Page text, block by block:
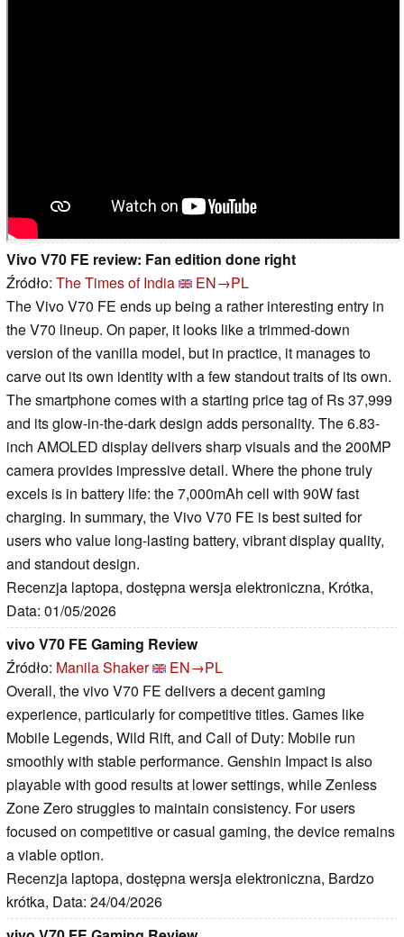
Vivo V70 FE review: Fan edition done right
Źródło: The Times of India
EN→PL
The Vivo V70 FE ends up being a rather interesting entry in
the V70 lineup. On paper, it looks like a trimmed-down
version of the vanilla model, but in practice, it manages to
carve out its own identity with a few standout traits of its own.
The smartphone comes with a starting price tag of Rs 37,999
and its glow-in-the-dark design adds personality. The 6.83-
inch AMOLED display delivers sharp visuals and the 200MP
camera provides impressive detail. Where the phone truly
excels is in battery life: the 7,000mAh cell with 90W fast
charging. In summary, the Vivo V70 FE is best suited for
users who value long-lasting battery, vibrant display quality,
and standout design.
Recenzja laptopa, dostępna wersja elektroniczna, Krótka,
Data: 01/05/2026
vivo V70 FE Gaming Review
Źródło: Manila Shaker
EN→PL
Overall, the vivo V70 FE delivers a decent gaming
experience, particularly for competitive titles. Games like
Mobile Legends, Wild Rift, and Call of Duty: Mobile run
smoothly with stable performance. Genshin Impact is also
playable with good results at lower settings, while Zenless
Zone Zero struggles to maintain consistency. For users
focused on competitive or casual gaming, the device remains
a viable option.
Recenzja laptopa, dostępna wersja elektroniczna, Bardzo
krótka, Data: 24/04/2026